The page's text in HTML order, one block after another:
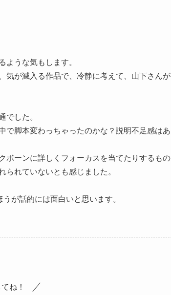
ような気もします。
気が滅入る作品で、冷静に考えて、山下さんが
でした。
で脚本変わっちゃったのかな？説明不足感はあ
ボーンに詳しくフォーカスを当てたりするもの
られていないとも感じました。
が話的には面白いと思います。
ね！